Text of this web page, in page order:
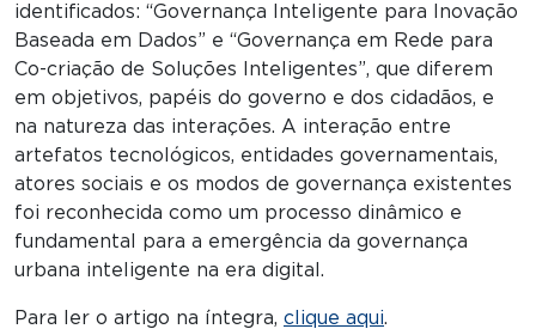
identificados: “Governança Inteligente para Inovação
Baseada em Dados” e “Governança em Rede para
Co-criação de Soluções Inteligentes”, que diferem
em objetivos, papéis do governo e dos cidadãos, e
na natureza das interações. A interação entre
artefatos tecnológicos, entidades governamentais,
atores sociais e os modos de governança existentes
foi reconhecida como um processo dinâmico e
fundamental para a emergência da governança
urbana inteligente na era digital.
Para ler o artigo na íntegra, clique aqui.